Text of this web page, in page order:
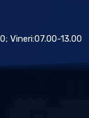
Vineri:07.00-13.00